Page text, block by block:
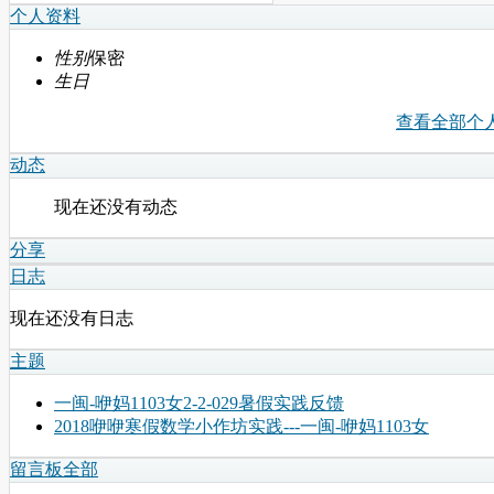
个人资料
性别保密
生日
查看全部个
动态
现在还没有动态
分享
日志
现在还没有日志
主题
一闽-咿妈1103女2-2-029暑假实践反馈
2018咿咿寒假数学小作坊实践---一闽-咿妈1103女
留言板全部